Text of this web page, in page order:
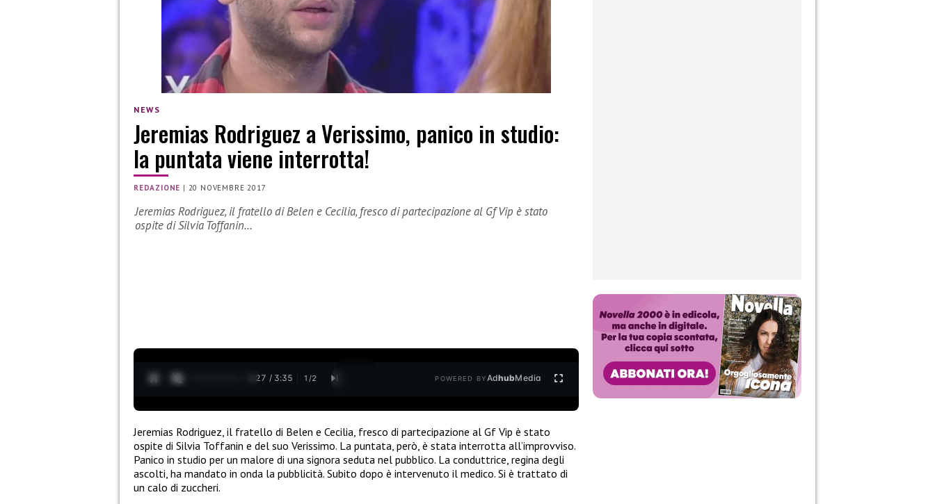
NEWS
Jeremias Rodriguez a Verissimo, panico in studio:
la puntata viene interrotta!
REDAZIONE | 20 NOVEMBRE 2017
Jeremias Rodriguez, il fratello di Belen e Cecilia, fresco di partecipazione al Gf Vip è stato
ospite di Silvia Toffanin…
0:28 / 3:35 1 /2 POWERED BYAdhubMedia
Jeremias Rodriguez, il fratello di Belen e Cecilia, fresco di partecipazione al Gf Vip è stato
ospite di Silvia Toffanin e del suo Verissimo. La puntata, però, è stata interrotta all’improvviso.
Panico in studio per un malore di una signora seduta nel pubblico. La conduttrice, regina degli
ascolti, ha mandato in onda la pubblicità. Subito dopo è intervenuto il medico. Si è trattato di
un calo di zuccheri.